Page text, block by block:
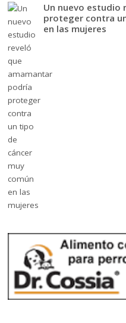
Un nuevo estudio
proteger contra
en las mujeres